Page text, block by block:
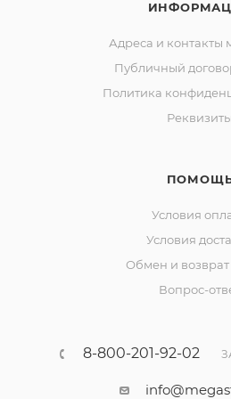
Адреса и контакты
Публичный
Политика
Реквизиты
Условия
Условия
Обмен и возврат
Вопрос-
8-800-201-92-02